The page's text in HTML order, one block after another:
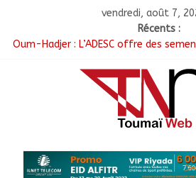
vendredi, août 7,
Récents :
Nigeria : 308 otages libérés lors d’une
sauvetage
producteurs de cinq villages
RGPH-3 : Le Tchad clôture la collecte
de 4,3 millions de ménages recensés
Tchad–Égypte : La Commission mixte
Coopération aérienne : Air France
en matière de sûreté